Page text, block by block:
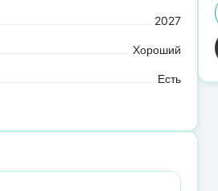
2027
Хороший
Есть